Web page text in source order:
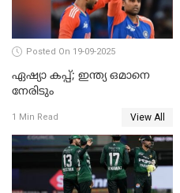
Posted On 19-09-2025
ഏഷ്യാ കപ്പ്; ഇന്ത്യ ഒമാനെ
നേരിടും
1 Min Read View All